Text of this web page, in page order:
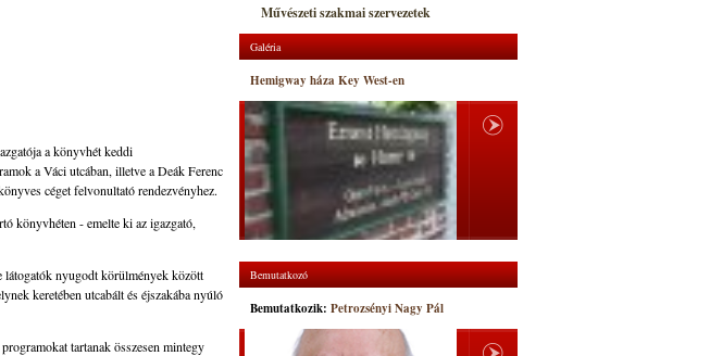
a könyvhét keddi
a Váci utcában, illetve a Deák Ferenc
céget felvonultató rendezvényhez.
könyvhéten - emelte ki az igazgató,
látogatók nyugodt körülmények között
keretében utcabált és éjszakába nyúló
tartanak összesen mintegy
Művészeti szakmai szervezetek
Galéria
Hemigway háza Key West-en
Bemutatkozó
Bemutatkozik: Petrozsényi Nagy Pál